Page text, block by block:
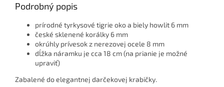
Podrobný popis
prírodné tyrkysové tigrie oko a biely howlit 6 mm
české sklenené korálky 6 mm
okrúhly prívesok z nerezovej ocele 8 mm
dĺžka náramku je cca 18 cm (na prianie je možné
upraviť)
Zabalené do elegantnej darčekovej krabičky.